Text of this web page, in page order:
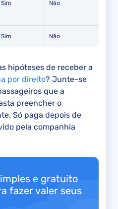
Sim Não
Sim Não
hipóteses de receber a
por direito? Junte-se
que a
preencher o
Só paga depois de
pela companhia
e gratuito
fazer valer seus